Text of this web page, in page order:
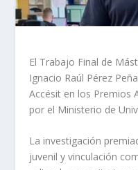
El Trabajo Final de
Ignacio Raúl Pérez
Accésit en los Premios
por el Ministerio de
La investigación
juvenil y vinculación